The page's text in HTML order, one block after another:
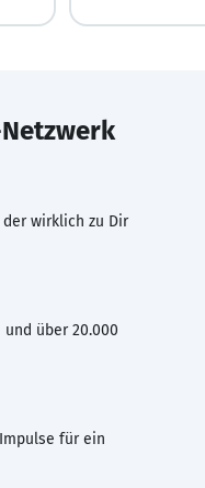
Netzwerk
der wirklich zu Dir
über 20.000
für ein